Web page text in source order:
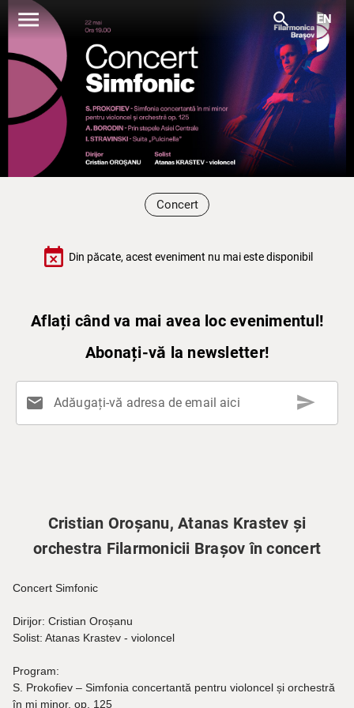
menu search EN
Concert
event_busy Din păcate, acest eveniment nu mai este disponibil
Aflați când va mai avea loc evenimentul!
Abonați-vă la newsletter!
mail Adăugați-vă adresa de email aici send
Cristian Oroșanu, Atanas Krastev și
orchestra Filarmonicii Brașov în concert
Concert Simfonic
Dirijor: Cristian Oroșanu
Solist: Atanas Krastev - violoncel
Program:
S. Prokofiev – Simfonia concertantă pentru violoncel și orchestră
în mi minor, op. 125